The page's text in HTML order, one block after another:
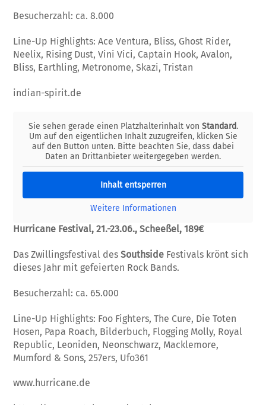
Besucherzahl: ca. 8.000
Line-Up Highlights: Ace Ventura, Bliss, Ghost Rider,
Neelix, Rising Dust, Vini Vici, Captain Hook, Avalon,
Bliss, Earthling, Metronome, Skazi, Tristan
indian-spirit.de
Sie sehen gerade einen Platzhalterinhalt von Standard.
Um auf den eigentlichen Inhalt zuzugreifen, klicken Sie
auf den Button unten. Bitte beachten Sie, dass dabei
Daten an Drittanbieter weitergegeben werden.
Inhalt entsperren
Weitere Informationen
Hurricane Festival, 21.-23.06., Scheeßel, 189€
Das Zwillingsfestival desSouthside Festivals krönt sich
dieses Jahr mit gefeierten Rock Bands.
Besucherzahl: ca. 65.000
Line-Up Highlights: Foo Fighters, The Cure, Die Toten
Hosen, Papa Roach, Bilderbuch, Flogging Molly, Royal
Republic, Leoniden, Neonschwarz, Macklemore,
Mumford & Sons, 257ers, Ufo361
www.hurricane.de